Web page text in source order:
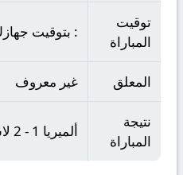
توقيت
المباراة
: بتوقيت
المعلق غير معروف
نتيجة
المباراة
ألميريا 1 - 2 لاس بالماس